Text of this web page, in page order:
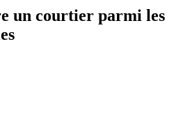
un courtier parmi les